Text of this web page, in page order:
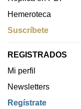
Hemeroteca
Suscríbete
REGISTRADOS
Mi perfil
Newsletters
Regístrate